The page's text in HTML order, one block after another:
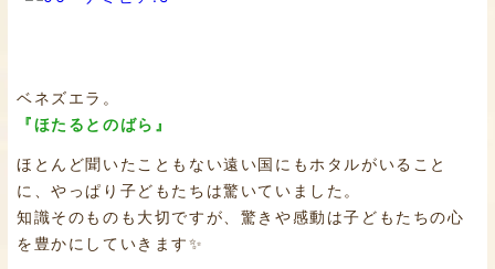
ベネズエラ。
『ほたるとのばら』
ほとんど聞いたこともない遠い国にもホタルがいること
に、やっぱり子どもたちは驚いていました。
知識そのものも大切ですが、驚きや感動は子どもたちの心
を豊かにしていきます✨